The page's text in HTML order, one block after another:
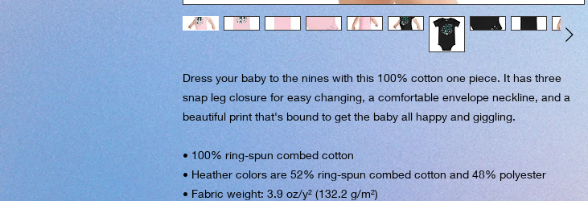
Dress your baby to the nines with this 100% cotton one piece. It has three
snap leg closure for easy changing, a comfortable envelope neckline, and a
beautiful print that's bound to get the baby all happy and giggling.
• 100% ring-spun combed cotton
• Heather colors are 52% ring-spun combed cotton and 48% polyester
• Fabric weight: 3.9 oz/y² (132.2 g/m²)